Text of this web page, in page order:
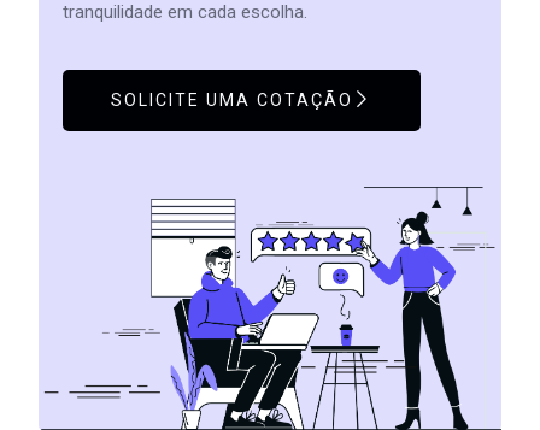
tranquilidade em cada escolha.
SOLICITE UMA COTAÇÃO